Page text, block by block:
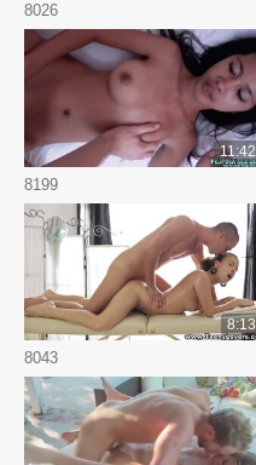
8026
8199
11:42
8043
8:13